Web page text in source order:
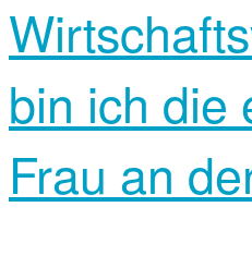
bin ich die
Frau an